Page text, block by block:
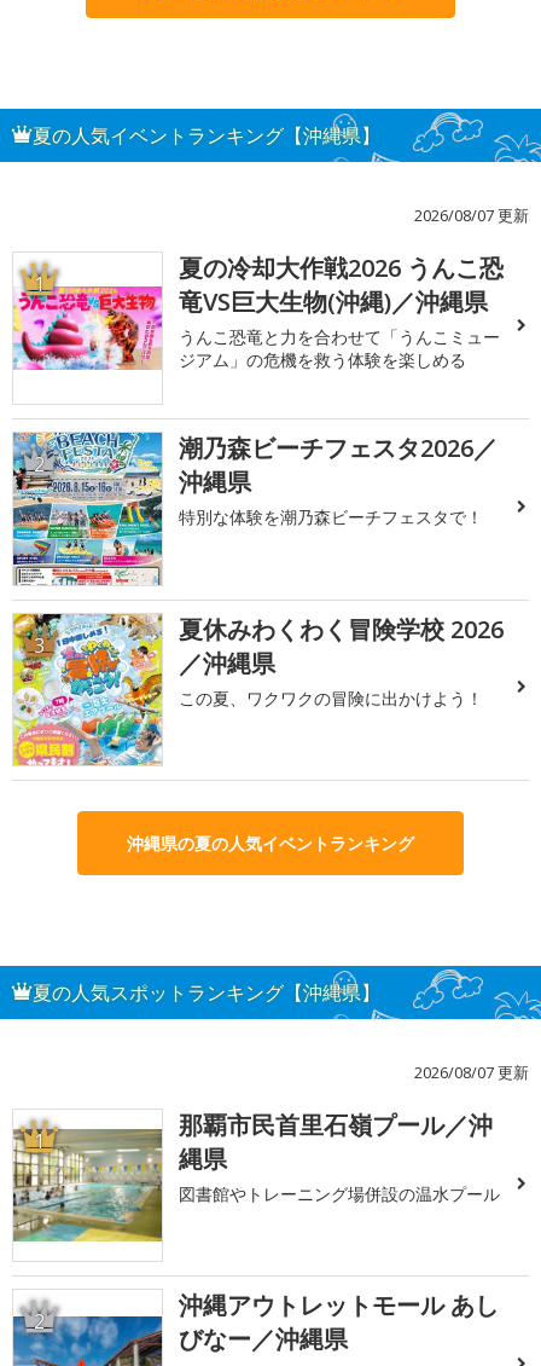
夏の人気イベントランキング【沖縄県】
2026/08/07 更新
1
夏の冷却大作戦2026 うんこ恐
竜VS巨大生物(沖縄)／沖縄県
うんこ恐竜と力を合わせて「うんこミュー
ジアム」の危機を救う体験を楽しめる
2
潮乃森ビーチフェスタ2026／
沖縄県
特別な体験を潮乃森ビーチフェスタで！
3
夏休みわくわく冒険学校 2026
／沖縄県
この夏、ワクワクの冒険に出かけよう！
沖縄県の夏の人気イベントランキング
夏の人気スポットランキング【沖縄県】
2026/08/07 更新
1
那覇市民首里石嶺プール／沖
縄県
図書館やトレーニング場併設の温水プール
2
沖縄アウトレットモール あし
びなー／沖縄県